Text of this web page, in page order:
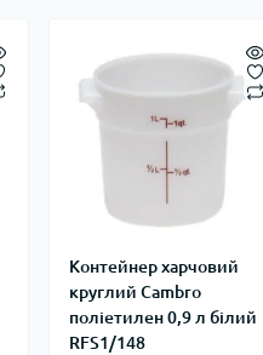
Контейнер харчовий
круглий Cambro
поліетилен 0,9 л білий
RFS1/148